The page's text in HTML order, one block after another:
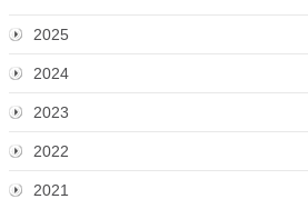
2025
2024
2023
2022
2021